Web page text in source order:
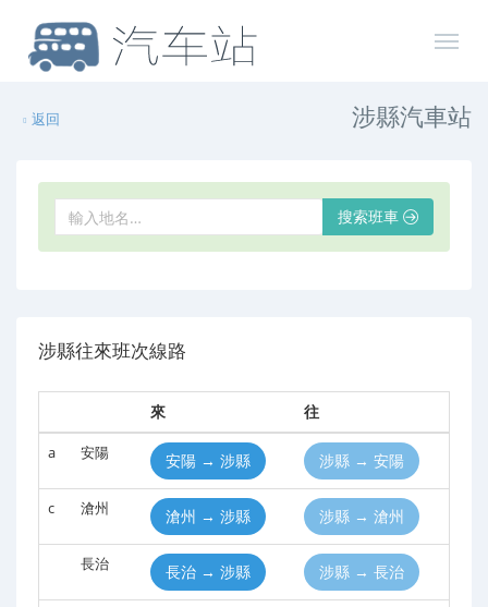
涉縣汽車站
返回
搜索班車
涉縣往來班次線路
來 往
a 安陽 安陽 → 涉縣 涉縣 → 安陽
c 滄州 滄州 → 涉縣 涉縣 → 滄州
長治 長治 → 涉縣 涉縣 → 長治